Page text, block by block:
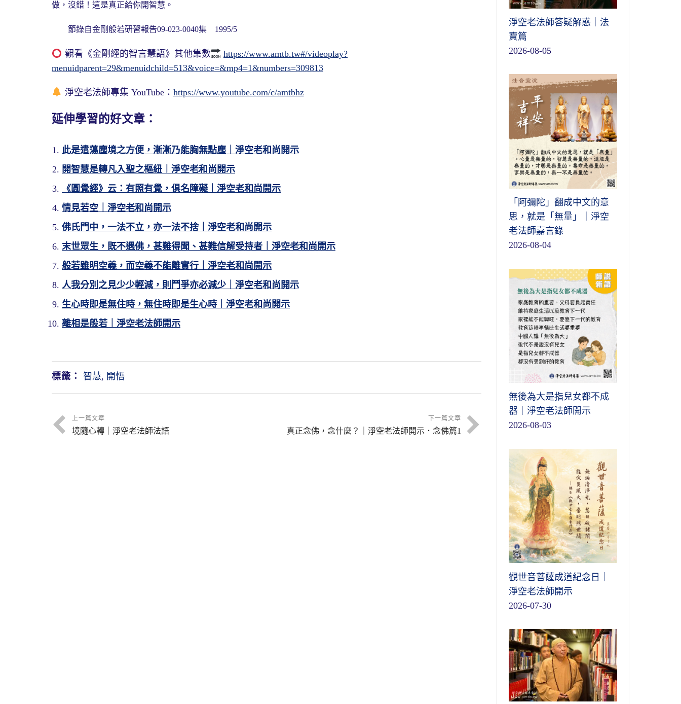
做，沒錯！這是真正給你開智慧。
節錄自金剛般若研習報告09-023-0040集 1995/5
觀看《金剛經的智言慧語》其他集數
https://www.amtb.tw#/videoplay?
menuidparent=29&menuidchild=513&voice=&mp4=1&numbers=309813
淨空老法師專集 YouTube： https://www.youtube.com/c/amtbhz
延伸學習的好文章：
此是遣蕩塵境之方便，漸漸乃能胸無點塵｜淨空老和尚開示
開智慧是轉凡入聖之樞紐｜淨空老和尚開示
《圓覺經》云：有照有覺，俱名障礙｜淨空老和尚開示
情見若空｜淨空老和尚開示
佛氏門中，一法不立，亦一法不捨｜淨空老和尚開示
末世眾生，既不遇佛，甚難得聞、甚難信解受持者｜淨空老和尚開示
般若雖明空義，而空義不能離實行｜淨空老和尚開示
人我分別之見少少輕減，則鬥爭亦必減少｜淨空老和尚開示
生心時即是無住時，無住時即是生心時｜淨空老和尚開示
離相是般若｜淨空老法師開示
標籤： 智慧, 開悟
上一篇文章
境隨心轉｜淨空老法師法語
下一篇文章
真正念佛，念什麼？｜淨空老法師開示．念佛篇1
淨空老法師答疑解惑｜法
寶篇
2026-08-05
「阿彌陀」翻成中文的意
思，就是「無量」｜淨空
老法師嘉言錄
2026-08-04
無後為大是指兒女都不成
器｜淨空老法師開示
2026-08-03
觀世音菩薩成道紀念日｜
淨空老法師開示
2026-07-30